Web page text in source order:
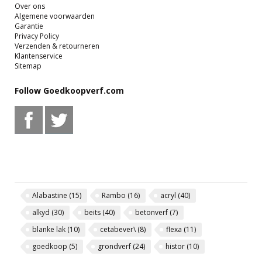
Over ons
Algemene voorwaarden
Garantie
Privacy Policy
Verzenden & retourneren
Klantenservice
Sitemap
Follow Goedkoopverf.com
Alabastine (15) Rambo (16) acryl (40)
alkyd (30) beits (40) betonverf (7)
blanke lak (10) cetabever\(8) flexa (11)
goedkoop (5) grondverf (24) histor (10)